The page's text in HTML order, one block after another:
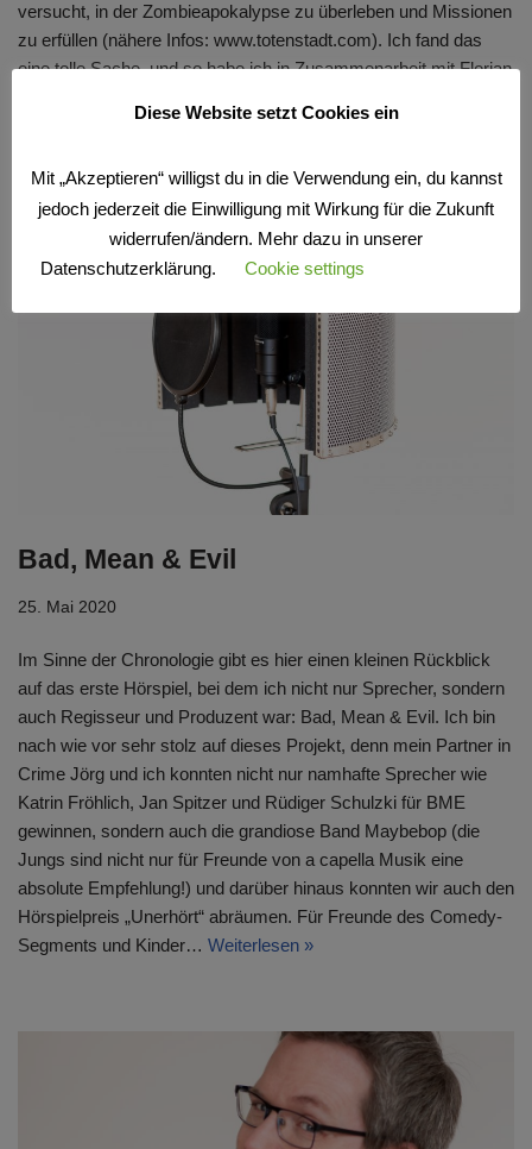
versucht, in der Zombieapokalypse zu überleben und Missionen
zu erfüllen (nähere Infos: www.totenstadt.com). Ich fand das
eine tolle Sache, und so habe ich in Zusammenarbeit mit Florian
Bad, Mean & Evil
25. Mai 2020
Im Sinne der Chronologie gibt es hier einen kleinen Rückblick
auf das erste Hörspiel, bei dem ich nicht nur Sprecher, sondern
auch Regisseur und Produzent war: Bad, Mean & Evil. Ich bin
nach wie vor sehr stolz auf dieses Projekt, denn mein Partner in
Crime Jörg und ich konnten nicht nur namhafte Sprecher wie
Katrin Fröhlich, Jan Spitzer und Rüdiger Schulzki für BME
gewinnen, sondern auch die grandiose Band Maybebop (die
Jungs sind nicht nur für Freunde von a capella Musik eine
absolute Empfehlung!) und darüber hinaus konnten wir auch den
Hörspielpreis „Unerhört“ abräumen. Für Freunde des Comedy-
Segments und Kinder… Weiterlesen »
Diese Website setzt Cookies ein
Mit „Akzeptieren“ willigst du in die Verwendung ein, du kannst
jedoch jederzeit die Einwilligung mit Wirkung für die Zukunft
widerrufen/ändern. Mehr dazu in unserer
Datenschutzerklärung.
Cookie settings